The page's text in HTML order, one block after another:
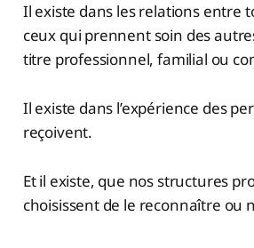
Il existe dans les relations entre
ceux qui prennent soin des
titre professionnel, familial ou
Il existe dans l’expérience des
reçoivent.
Et il existe, que nos structures
choisissent de le reconnaître ou